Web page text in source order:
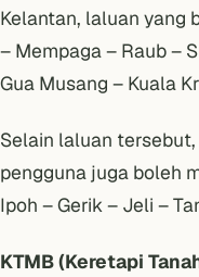
Kelantan, laluan yang
– Mempaga – Raub –
Gua Musang – Kuala
Selain laluan
pengguna juga boleh
Ipoh – Gerik – Jeli –
KTMB (Keretapi